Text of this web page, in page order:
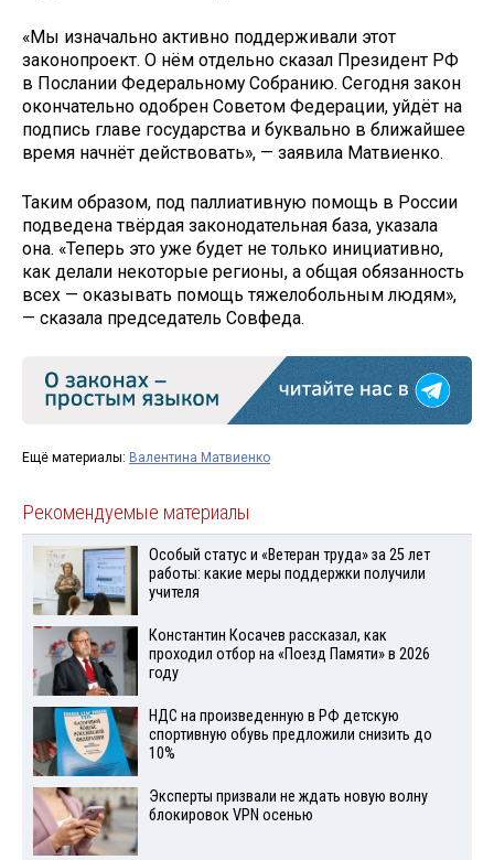
«Мы изначально активно поддерживали этот
законопроект. О нём отдельно сказал Президент РФ
в Послании Федеральному Собранию. Сегодня закон
окончательно одобрен Советом Федерации, уйдёт на
подпись главе государства и буквально в ближайшее
время начнёт действовать», — заявила Матвиенко.
Таким образом, под паллиативную помощь в России
подведена твёрдая законодательная база, указала
она. «Теперь это уже будет не только инициативно,
как делали некоторые регионы, а общая обязанность
всех — оказывать помощь тяжелобольным людям»,
— сказала председатель Совфеда.
Ещё материалы: Валентина Матвиенко
Рекомендуемые материалы
Особый статус и «Ветеран труда» за 25 лет
работы: какие меры поддержки получили
учителя
Константин Косачев рассказал, как
проходил отбор на «Поезд Памяти» в 2026
году
НДС на произведенную в РФ детскую
спортивную обувь предложили снизить до
10%
Эксперты призвали не ждать новую волну
блокировок VPN осенью